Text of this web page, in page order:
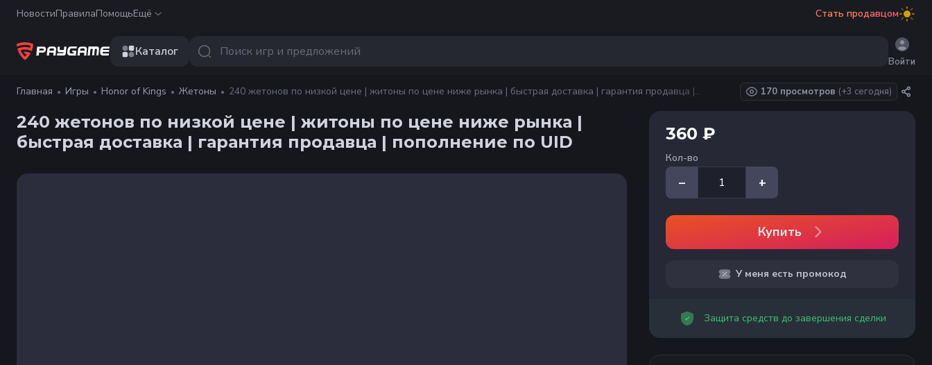
НовостиПравилаПомощьЕщё Стать продавцом
Каталог
Войти
Главная Игры Honor of Kings Жетоны
240 жетонов по низкой цене | житоны по цене ниже рынка | быстрая доставка | гарантия продавца |
170 просмотров (+3 сегодня)
240 жетонов по низкой цене | житоны по цене ниже рынка |
быстрая доставка | гарантия продавца | пополнение по UID
360 ₽
Кол-во
– +
Купить
У меня есть промокод
Защита средств до завершения сделки